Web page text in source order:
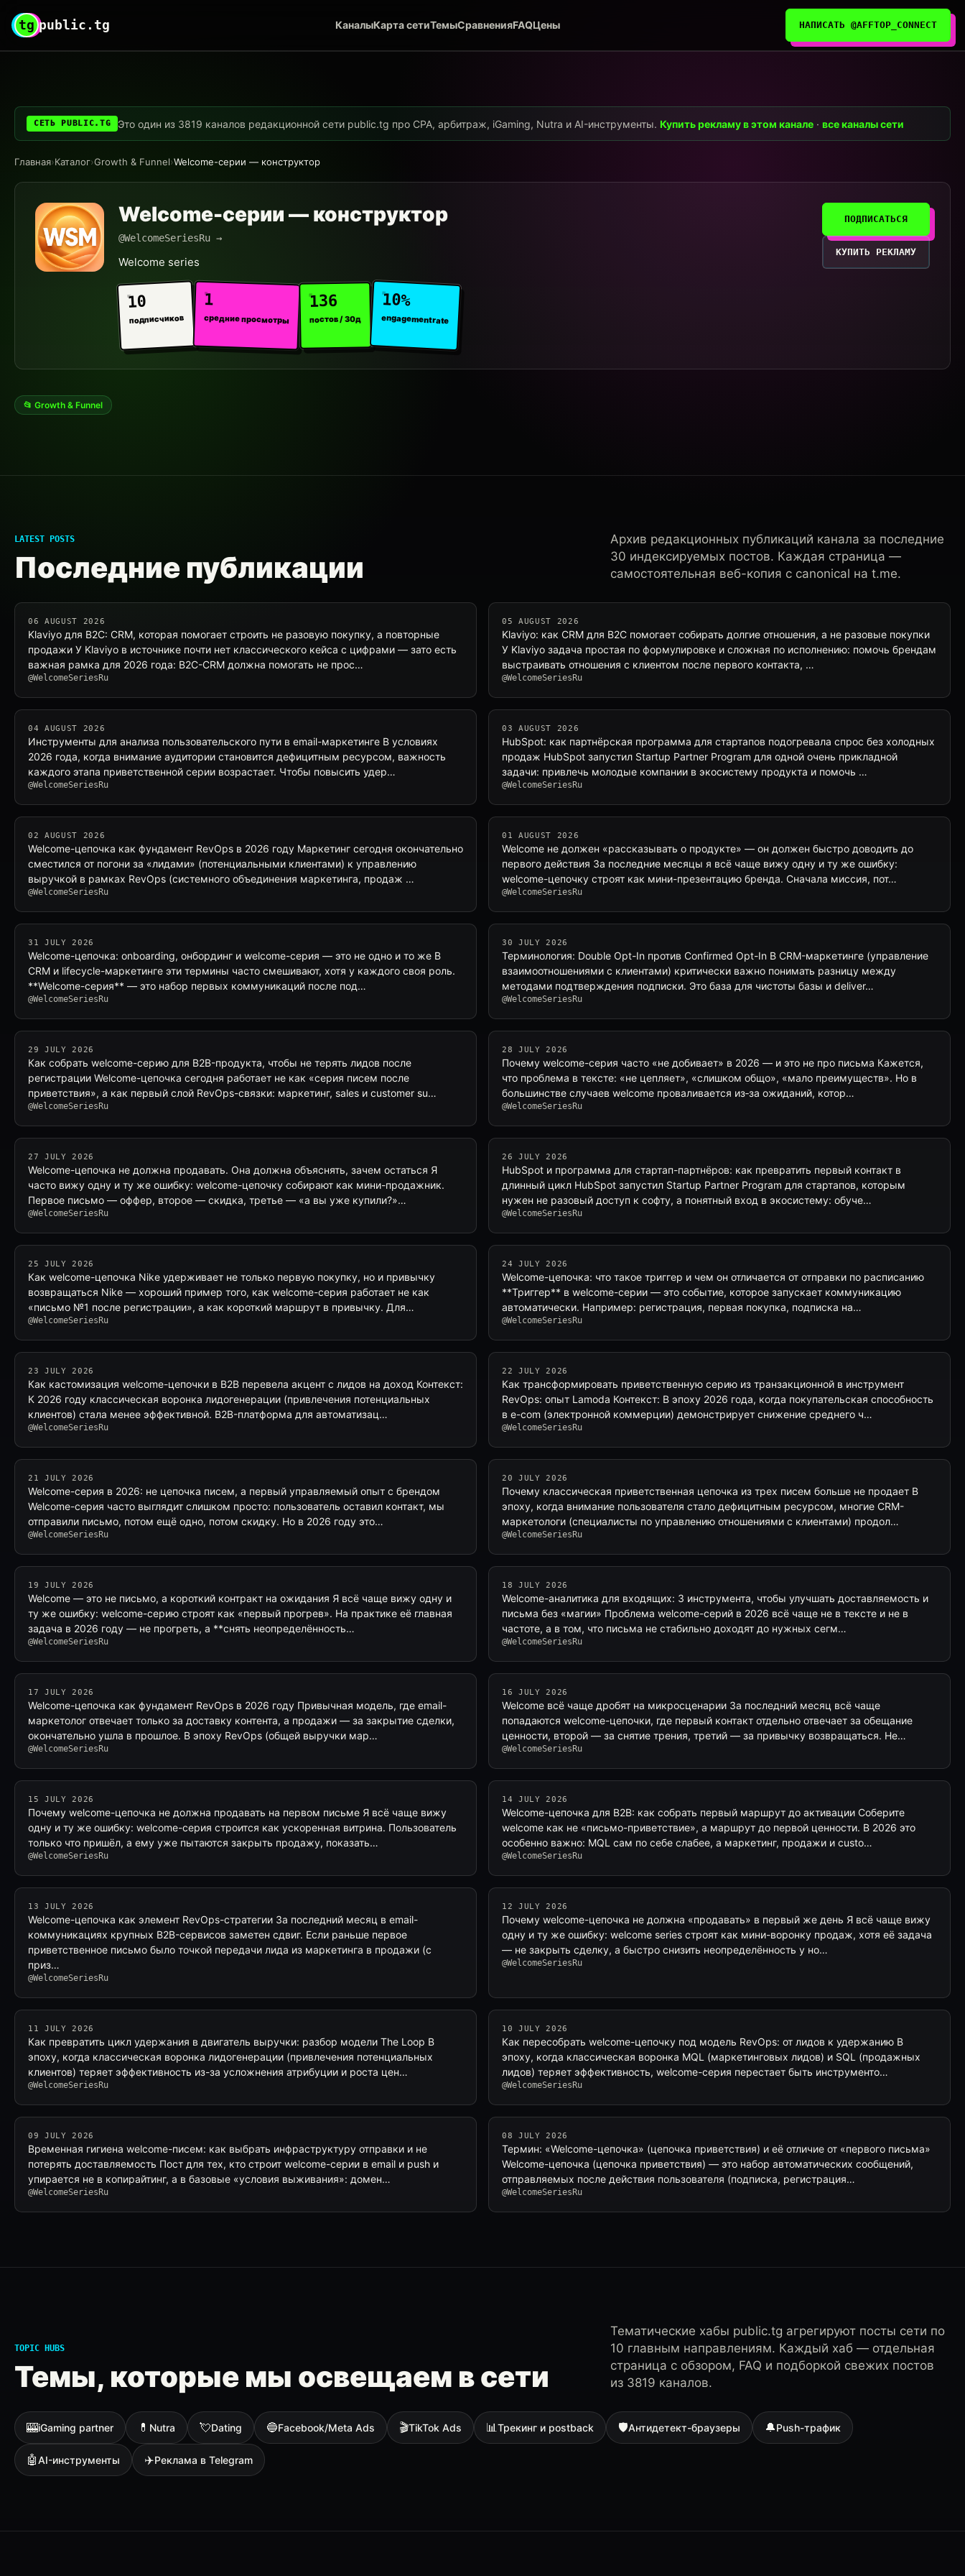
tg public.tg КаналыКарта сетиТемыСравненияFAQЦены НАПИСАТЬ @AFFTOP_CONNECT
СЕТЬ PUBLIC.TG Это один из 3819 каналов редакционной сети public.tg про CPA, арбитраж, iGaming, Nutra и AI-инструменты.Купить рекламу в этом канале ·все каналы сети
Главная›Каталог›Growth & Funnel›Welcome-серии — конструктор
Welcome-серии — конструктор
@WelcomeSeriesRu →
Welcome series
10
подписчиков
1
средние просмотры
136
постов / 30д
10%
engagement rate
ПОДПИСАТЬСЯ
КУПИТЬ РЕКЛАМУ
📂 Growth & Funnel
LATEST POSTS
Последние публикации
Архив редакционных публикаций канала за последние
30 индексируемых постов. Каждая страница —
самостоятельная веб-копия с canonical на t.me.
06 AUGUST 2026
Klaviyo для B2C: CRM, которая помогает строить не разовую покупку, а повторные
продажи У Klaviyo в источнике почти нет классического кейса с цифрами — зато есть
важная рамка для 2026 года: B2C-CRM должна помогать не прос…
@WelcomeSeriesRu
05 AUGUST 2026
Klaviyo: как CRM для B2C помогает собирать долгие отношения, а не разовые покупки
У Klaviyo задача простая по формулировке и сложная по исполнению: помочь брендам
выстраивать отношения с клиентом после первого контакта, …
@WelcomeSeriesRu
04 AUGUST 2026
Инструменты для анализа пользовательского пути в email-маркетинге В условиях
2026 года, когда внимание аудитории становится дефицитным ресурсом, важность
каждого этапа приветственной серии возрастает. Чтобы повысить удер…
@WelcomeSeriesRu
03 AUGUST 2026
HubSpot: как партнёрская программа для стартапов подогревала спрос без холодных
продаж HubSpot запустил Startup Partner Program для одной очень прикладной
задачи: привлечь молодые компании в экосистему продукта и помочь …
@WelcomeSeriesRu
02 AUGUST 2026
Welcome-цепочка как фундамент RevOps в 2026 году Маркетинг сегодня окончательно
сместился от погони за «лидами» (потенциальными клиентами) к управлению
выручкой в рамках RevOps (системного объединения маркетинга, продаж …
@WelcomeSeriesRu
01 AUGUST 2026
Welcome не должен «рассказывать о продукте» — он должен быстро доводить до
первого действия За последние месяцы я всё чаще вижу одну и ту же ошибку:
welcome-цепочку строят как мини-презентацию бренда. Сначала миссия, пот…
@WelcomeSeriesRu
31 JULY 2026
Welcome-цепочка: onboarding, онбординг и welcome-серия — это не одно и то же В
CRM и lifecycle-маркетинге эти термины часто смешивают, хотя у каждого своя роль.
**Welcome-серия** — это набор первых коммуникаций после под…
@WelcomeSeriesRu
30 JULY 2026
Терминология: Double Opt-In против Confirmed Opt-In В CRM-маркетинге (управление
взаимоотношениями с клиентами) критически важно понимать разницу между
методами подтверждения подписки. Это база для чистоты базы и deliver…
@WelcomeSeriesRu
29 JULY 2026
Как собрать welcome-серию для B2B-продукта, чтобы не терять лидов после
регистрации Welcome-цепочка сегодня работает не как «серия писем после
приветствия», а как первый слой RevOps-связки: маркетинг, sales и customer su…
@WelcomeSeriesRu
28 JULY 2026
Почему welcome-серия часто «не добивает» в 2026 — и это не про письма Кажется,
что проблема в тексте: «не цепляет», «слишком общо», «мало преимуществ». Но в
большинстве случаев welcome проваливается из‑за ожиданий, котор…
@WelcomeSeriesRu
27 JULY 2026
Welcome-цепочка не должна продавать. Она должна объяснять, зачем остаться Я
часто вижу одну и ту же ошибку: welcome-цепочку собирают как мини-продажник.
Первое письмо — оффер, второе — скидка, третье — «а вы уже купили?»…
@WelcomeSeriesRu
26 JULY 2026
HubSpot и программа для стартап-партнёров: как превратить первый контакт в
длинный цикл HubSpot запустил Startup Partner Program для стартапов, которым
нужен не разовый доступ к софту, а понятный вход в экосистему: обуче…
@WelcomeSeriesRu
25 JULY 2026
Как welcome-цепочка Nike удерживает не только первую покупку, но и привычку
возвращаться Nike — хороший пример того, как welcome-серия работает не как
«письмо №1 после регистрации», а как короткий маршрут в привычку. Для…
@WelcomeSeriesRu
24 JULY 2026
Welcome-цепочка: что такое триггер и чем он отличается от отправки по расписанию
**Триггер** в welcome-серии — это событие, которое запускает коммуникацию
автоматически. Например: регистрация, первая покупка, подписка на…
@WelcomeSeriesRu
23 JULY 2026
Как кастомизация welcome-цепочки в B2B перевела акцент с лидов на доход Контекст:
К 2026 году классическая воронка лидогенерации (привлечения потенциальных
клиентов) стала менее эффективной. B2B-платформа для автоматизац…
@WelcomeSeriesRu
22 JULY 2026
Как трансформировать приветственную серию из транзакционной в инструмент
RevOps: опыт Lamoda Контекст: В эпоху 2026 года, когда покупательская способность
в e-com (электронной коммерции) демонстрирует снижение среднего ч…
@WelcomeSeriesRu
21 JULY 2026
Welcome-серия в 2026: не цепочка писем, а первый управляемый опыт с брендом
Welcome-серия часто выглядит слишком просто: пользователь оставил контакт, мы
отправили письмо, потом ещё одно, потом скидку. Но в 2026 году это…
@WelcomeSeriesRu
20 JULY 2026
Почему классическая приветственная цепочка из трех писем больше не продает В
эпоху, когда внимание пользователя стало дефицитным ресурсом, многие CRM-
маркетологи (специалисты по управлению отношениями с клиентами) продол…
@WelcomeSeriesRu
19 JULY 2026
Welcome — это не письмо, а короткий контракт на ожидания Я всё чаще вижу одну и
ту же ошибку: welcome-серию строят как «первый прогрев». На практике её главная
задача в 2026 году — не прогреть, а **снять неопределённость…
@WelcomeSeriesRu
18 JULY 2026
Welcome-аналитика для входящих: 3 инструмента, чтобы улучшать доставляемость и
письма без «магии» Проблема welcome-серий в 2026 всё чаще не в тексте и не в
частоте, а в том, что письма не стабильно доходят до нужных сегм…
@WelcomeSeriesRu
17 JULY 2026
Welcome-цепочка как фундамент RevOps в 2026 году Привычная модель, где email-
маркетолог отвечает только за доставку контента, а продажи — за закрытие сделки,
окончательно ушла в прошлое. В эпоху RevOps (общей выручки мар…
@WelcomeSeriesRu
16 JULY 2026
Welcome всё чаще дробят на микросценарии За последний месяц всё чаще
попадаются welcome-цепочки, где первый контакт отдельно отвечает за обещание
ценности, второй — за снятие трения, третий — за привычку возвращаться. Не…
@WelcomeSeriesRu
15 JULY 2026
Почему welcome-цепочка не должна продавать на первом письме Я всё чаще вижу
одну и ту же ошибку: welcome-серия строится как ускоренная витрина. Пользователь
только что пришёл, а ему уже пытаются закрыть продажу, показать…
@WelcomeSeriesRu
14 JULY 2026
Welcome-цепочка для B2B: как собрать первый маршрут до активации Соберите
welcome как не «письмо-приветствие», а маршрут до первой ценности. В 2026 это
особенно важно: MQL сам по себе слабее, а маркетинг, продажи и custo…
@WelcomeSeriesRu
13 JULY 2026
Welcome-цепочка как элемент RevOps-стратегии За последний месяц в email-
коммуникациях крупных B2B-сервисов заметен сдвиг. Если раньше первое
приветственное письмо было точкой передачи лида из маркетинга в продажи (с
приз…
@WelcomeSeriesRu
12 JULY 2026
Почему welcome-цепочка не должна «продавать» в первый же день Я всё чаще вижу
одну и ту же ошибку: welcome series строят как мини-воронку продаж, хотя её задача
— не закрыть сделку, а быстро снизить неопределённость у но…
@WelcomeSeriesRu
11 JULY 2026
Как превратить цикл удержания в двигатель выручки: разбор модели The Loop В
эпоху, когда классическая воронка лидогенерации (привлечения потенциальных
клиентов) теряет эффективность из-за усложнения атрибуции и роста цен…
@WelcomeSeriesRu
10 JULY 2026
Как пересобрать welcome-цепочку под модель RevOps: от лидов к удержанию В
эпоху, когда классическая воронка MQL (маркетинговых лидов) и SQL (продажных
лидов) теряет эффективность, welcome-серия перестает быть инструменто…
@WelcomeSeriesRu
09 JULY 2026
Временная гигиена welcome-писем: как выбрать инфраструктуру отправки и не
потерять доставляемость Пост для тех, кто строит welcome-серии в email и push и
упирается не в копирайтинг, а в базовые «условия выживания»: домен…
@WelcomeSeriesRu
08 JULY 2026
Термин: «Welcome-цепочка» (цепочка приветствия) и её отличие от «первого письма»
Welcome-цепочка (цепочка приветствия) — это набор автоматических сообщений,
отправляемых после действия пользователя (подписка, регистрация…
@WelcomeSeriesRu
TOPIC HUBS
Темы, которые мы освещаем в сети
Тематические хабы public.tg агрегируют посты сети по
10 главным направлениям. Каждый хаб — отдельная
страница с обзором, FAQ и подборкой свежих постов
из 3819 каналов.
🎰iGaming partner 💊 Nutra 💘Dating 🔵Facebook/Meta Ads 🎬TikTok Ads 📊Трекинг и postback 🛡Антидетект-браузеры 🔔Push-трафик
🤖AI-инструменты ✈️Реклама в Telegram